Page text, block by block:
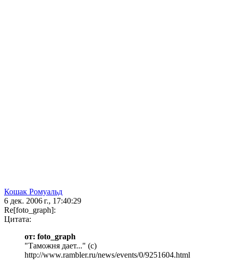
Кошак Ромуальд
6 дек. 2006 г., 17:40:29
Re[foto_graph]:
Цитата:
от: foto_graph
"Таможня дает..." (с)
http://www.rambler.ru/news/events/0/9251604.html